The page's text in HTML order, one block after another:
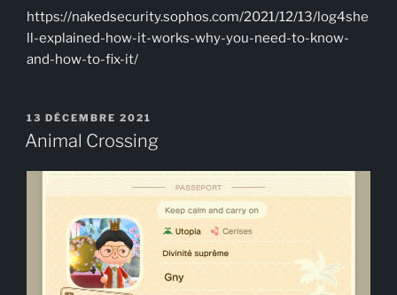
https://nakedsecurity.sophos.com/2021/12/13/log4she
ll-explained-how-it-works-why-you-need-to-know-
and-how-to-fix-it/
PUBLIÉ
LE
13 DÉCEMBRE 2021
Animal Crossing